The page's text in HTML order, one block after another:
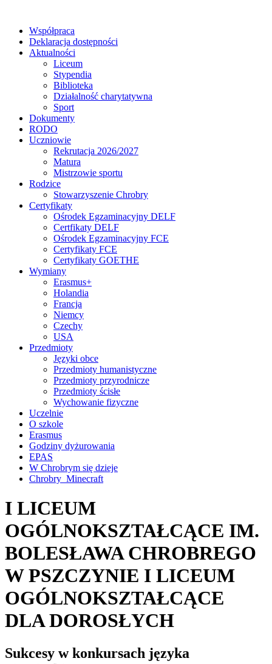
Współpraca
Deklaracja dostępności
Aktualności
Liceum
Stypendia
Biblioteka
Działalność charytatywna
Sport
Dokumenty
RODO
Uczniowie
Rekrutacja 2026/2027
Matura
Mistrzowie sportu
Rodzice
Stowarzyszenie Chrobry
Certyfikaty
Ośrodek Egzaminacyjny DELF
Certfikaty DELF
Ośrodek Egzaminacyjny FCE
Certyfikaty FCE
Certyfikaty GOETHE
Wymiany
Erasmus+
Holandia
Francja
Niemcy
Czechy
USA
Przedmioty
Języki obce
Przedmioty humanistyczne
Przedmioty przyrodnicze
Przedmioty ścisłe
Wychowanie fizyczne
Uczelnie
O szkole
Erasmus
Godziny dyżurowania
EPAS
W Chrobrym się dzieje
Chrobry_Minecraft
I LICEUM
OGÓLNOKSZTAŁCĄCE IM.
BOLESŁAWA CHROBREGO
W PSZCZYNIE I LICEUM
OGÓLNOKSZTAŁCĄCE
DLA DOROSŁYCH
Sukcesy w konkursach języka